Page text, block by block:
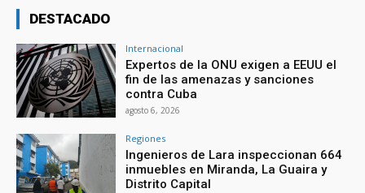
DESTACADO
Internacional
Expertos de la ONU exigen a EEUU el
fin de las amenazas y sanciones
contra Cuba
agosto 6, 2026
Regiones
Ingenieros de Lara inspeccionan 664
inmuebles en Miranda, La Guaira y
Distrito Capital